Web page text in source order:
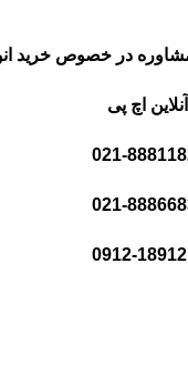
در خصوص خرید
آنلاین اچ پی
021-
021-
0912-